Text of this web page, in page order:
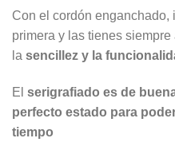
Con el cordón enganchado,
primera y las tienes
la sencillez y la
El serigrafiado es de
perfecto estado para
tiempo